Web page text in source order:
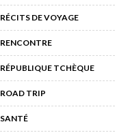
RÉCITS DE VOYAGE
RENCONTRE
RÉPUBLIQUE TCHÈQUE
ROAD TRIP
SANTÉ